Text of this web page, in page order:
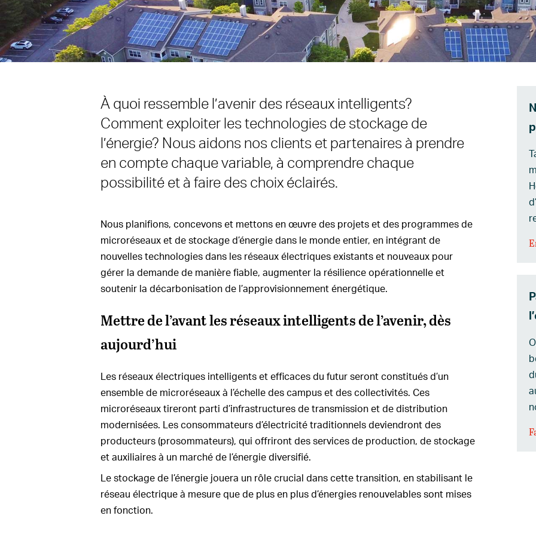
À quoi ressemble l’avenir des réseaux intelligents?
Comment exploiter les technologies de stockage de
l’énergie? Nous aidons nos clients et partenaires à prendre
en compte chaque variable, à comprendre chaque
possibilité et à faire des choix éclairés.
Nous planifions, concevons et mettons en œuvre des projets et des programmes de
microréseaux et de stockage d’énergie dans le monde entier, en intégrant de
nouvelles technologies dans les réseaux électriques existants et nouveaux pour
gérer la demande de manière fiable, augmenter la résilience opérationnelle et
soutenir la décarbonisation de l’approvisionnement énergétique.
Mettre de l’avant les réseaux intelligents de l’avenir, dès
aujourd’hui
Les réseaux électriques intelligents et efficaces du futur seront constitués d’un
ensemble de microréseaux à l’échelle des campus et des collectivités. Ces
microréseaux tireront parti d’infrastructures de transmission et de distribution
modernisées. Les consommateurs d’électricité traditionnels deviendront des
producteurs (prosommateurs), qui offriront des services de production, de stockage
et auxiliaires à un marché de l’énergie diversifié.
Le stockage de l’énergie jouera un rôle crucial dans cette transition, en stabilisant le
réseau électrique à mesure que de plus en plus d’énergies renouvelables sont mises
en fonction.